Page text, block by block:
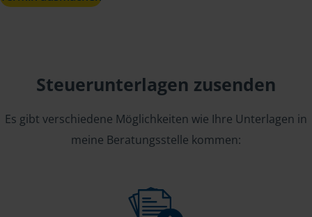
Steuerunterlagen zusenden
Es gibt verschiedene Möglichkeiten wie Ihre Unterlagen in
meine Beratungsstelle kommen: